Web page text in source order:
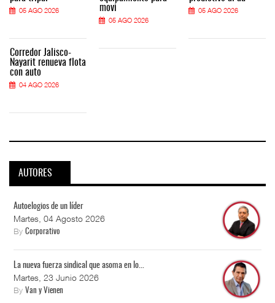
05 AGO 2026
Corredor Jalisco-
Nayarit renueva flota
con auto
04 AGO 2026
movi
05 AGO 2026
05 AGO 2026
AUTORES
Autoelogios de un líder
Martes, 04 Agosto 2026
By Corporativo
La nueva fuerza sindical que asoma en lo...
Martes, 23 Junio 2026
By Van y Vienen